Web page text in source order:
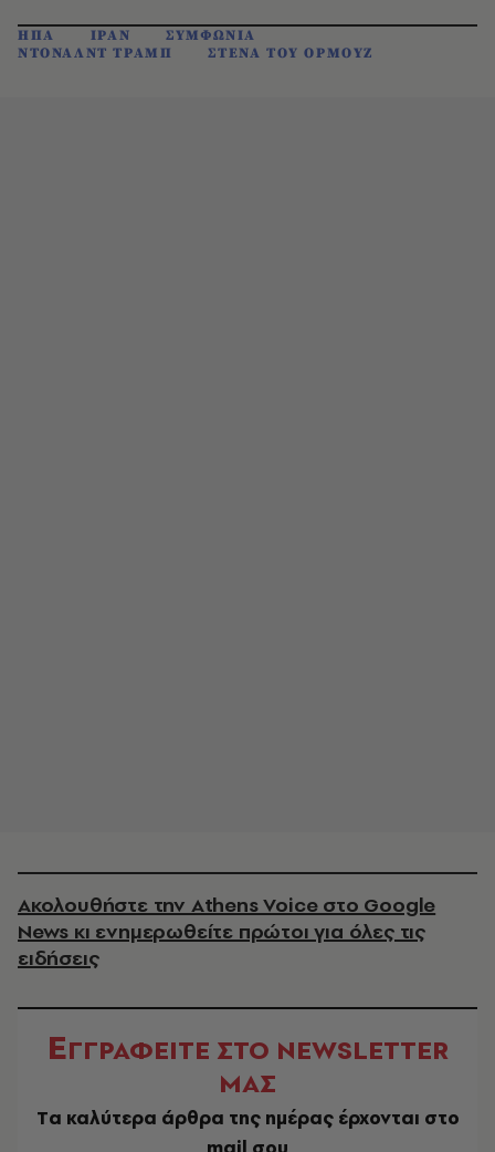
ΗΠΑ ΙΡΑΝ
ΣΥΜΦΩΝΙΑ
ΝΤΟΝΑΛΝΤ ΤΡΑΜΠ
ΣΤΕΝΑ ΤΟΥ ΟΡΜΟΥΖ
Ακολουθήστε την Athens Voice στο Google
News κι ενημερωθείτε πρώτοι για όλες τις
ειδήσεις
ΕΓΓΡΑΦΕΙΤΕ ΣΤΟ NEWSLETTER
ΜΑΣ
Tα καλύτερα άρθρα της ημέρας έρχονται στο